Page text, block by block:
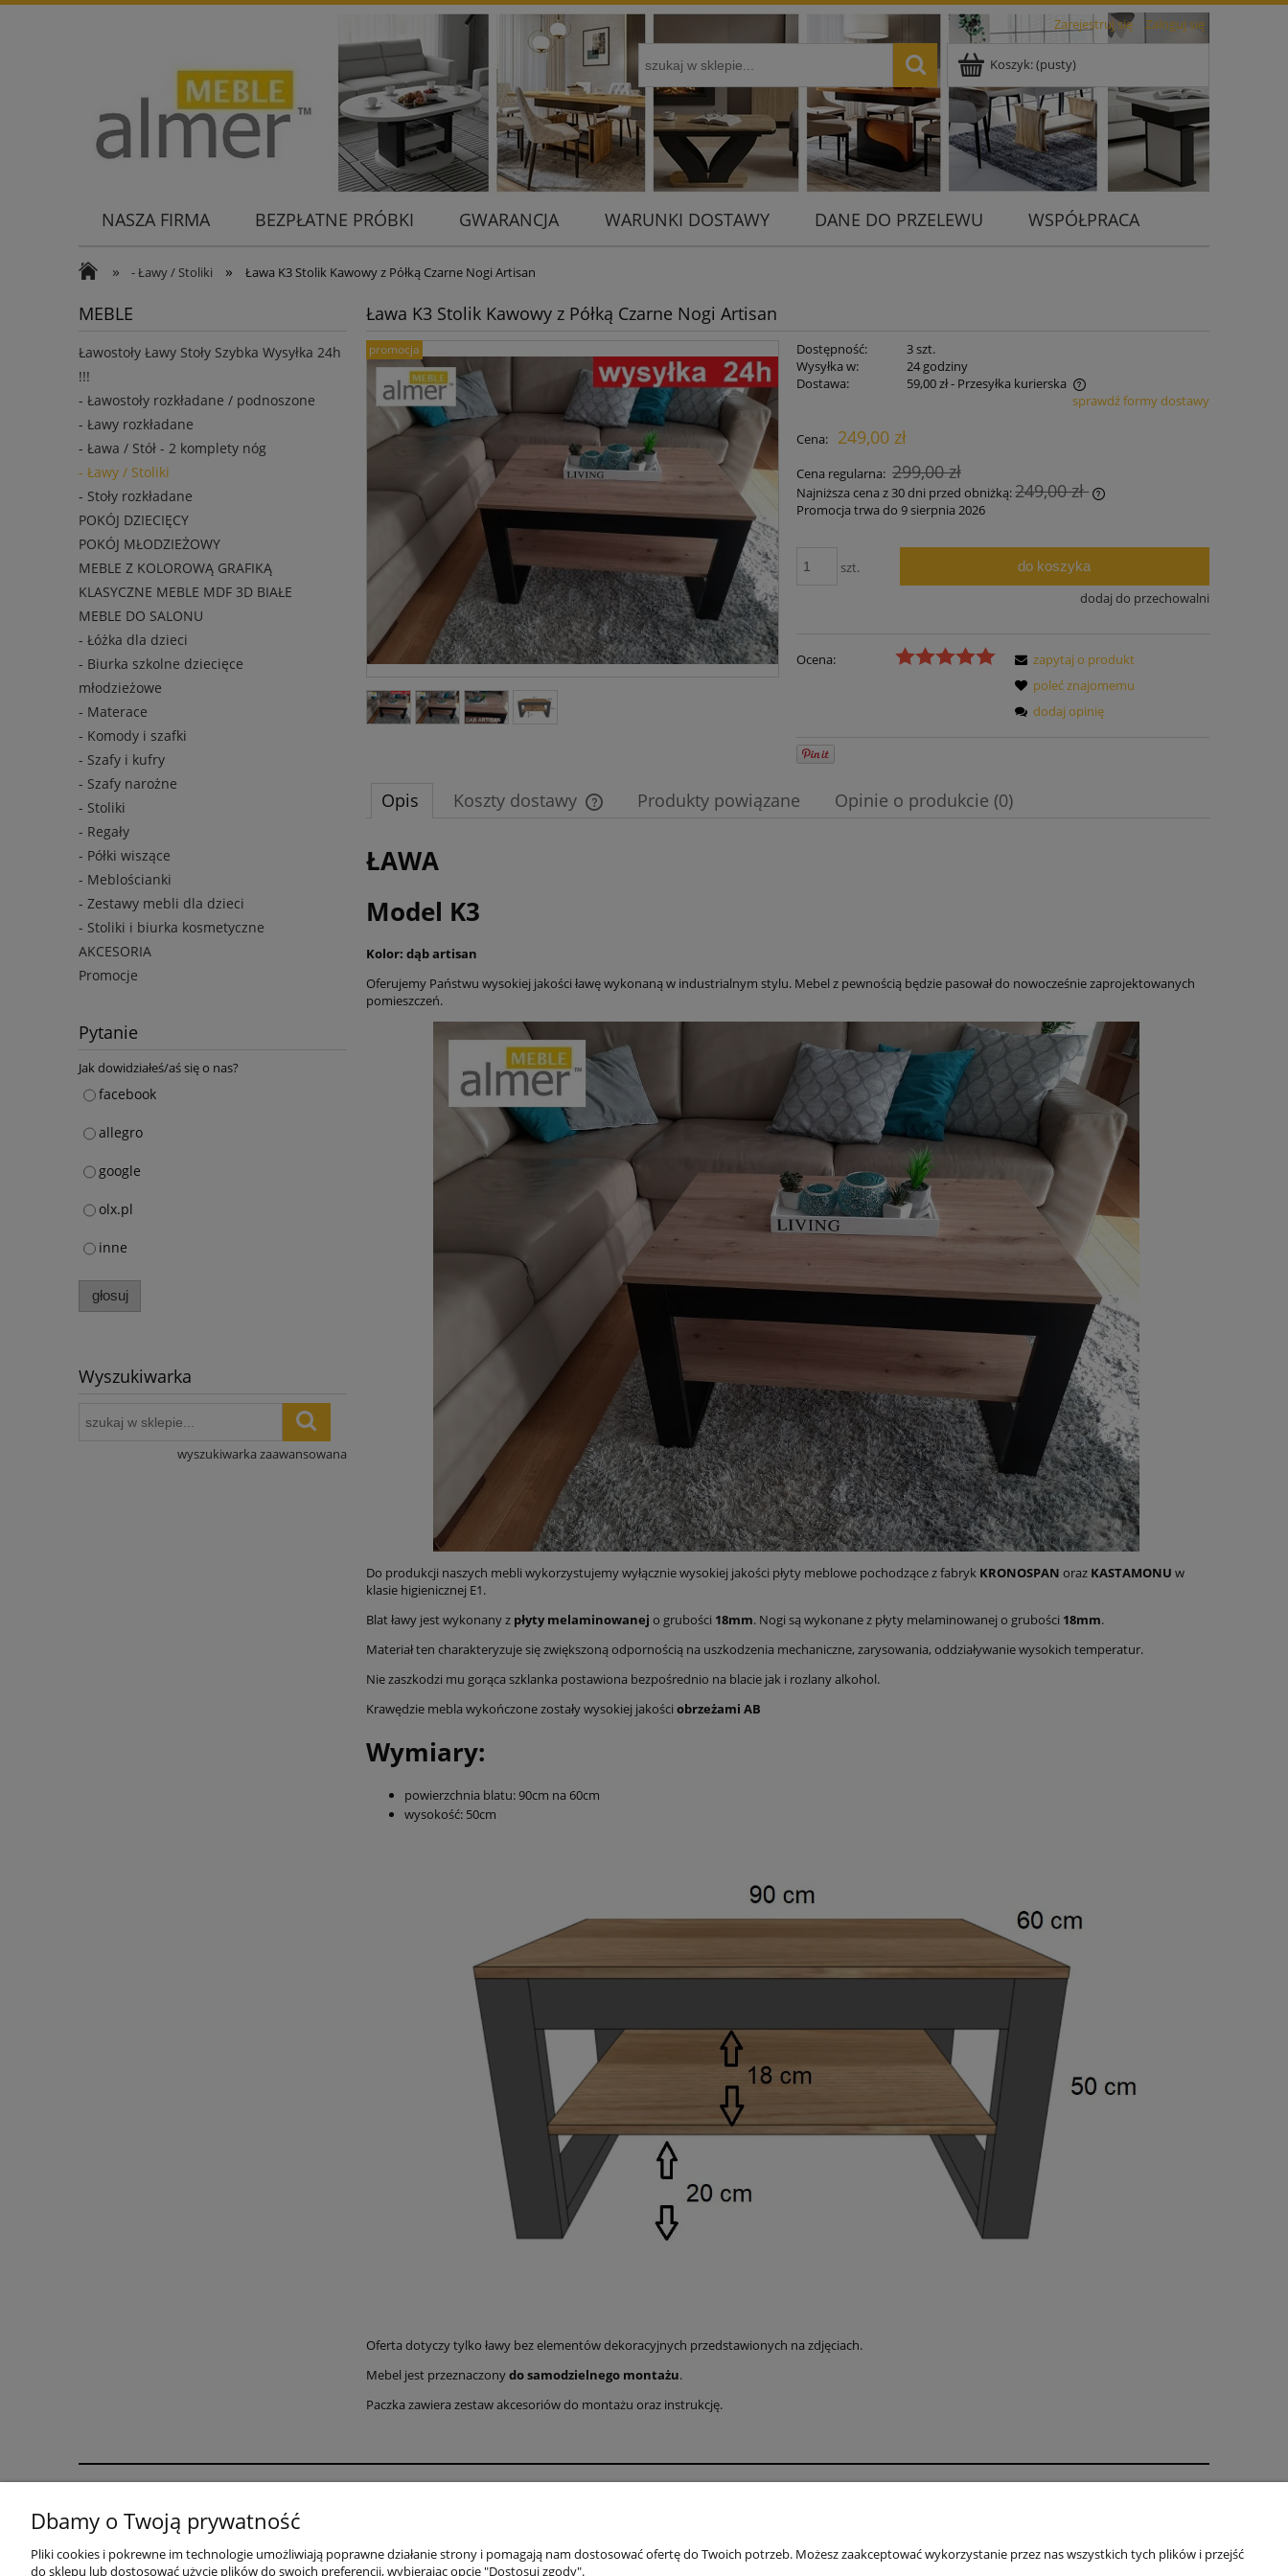
Zarejestruj się Zaloguj się
Koszyk:(pusty)
NASZA FIRMA BEZPŁATNE PRÓBKI GWARANCJA WARUNKI DOSTAWY DANE DO PRZELEWU
WSPÓŁPRACA
» - Ławy / Stoliki » Ława K3 Stolik Kawowy z Półką Czarne Nogi Artisan
MEBLE
Ławostoły Ławy Stoły Szybka Wysyłka 24h
!!!
- Ławostoły rozkładane / podnoszone
- Ławy rozkładane
- Ława / Stół - 2 komplety nóg
- Ławy / Stoliki
- Stoły rozkładane
POKÓJ DZIECIĘCY
POKÓJ MŁODZIEŻOWY
MEBLE Z KOLOROWĄ GRAFIKĄ
KLASYCZNE MEBLE MDF 3D BIAŁE
MEBLE DO SALONU
- Łóżka dla dzieci
- Biurka szkolne dziecięce
młodzieżowe
- Materace
- Komody i szafki
- Szafy i kufry
- Szafy narożne
- Stoliki
- Regały
- Półki wiszące
- Meblościanki
- Zestawy mebli dla dzieci
- Stoliki i biurka kosmetyczne
AKCESORIA
Promocje
Pytanie
Jak dowidziałeś/aś się o nas?
facebook
allegro
google
olx.pl
inne
głosuj
Wyszukiwarka
wyszukiwarka zaawansowana
Ława K3 Stolik Kawowy z Półką Czarne Nogi Artisan
promocja Dostępność:
3 szt.
Wysyłka w:
24 godziny
Dostawa:
59,00 zł- Przesyłka kurierska
płatności
sprawdź formy dostawy
Cena: 249,00 zł
Cena regularna: 299,00 zł
Najniższa cena z 30 dni przed obniżką:249,00 zł
30 dni, wyświetlana jest najniższa cena od
momentu, kiedy produkt pojawił się w
sprzedaży.
Promocja trwa do 9 sierpnia 2026
szt. do koszyka
dodaj do przechowalni
Ocena:
zapytaj o produkt
poleć znajomemu
dodaj opinię
Opis Koszty dostawy Produkty powiązane Opinie o produkcie (0)
ŁAWA
Model K3
Kolor: dąb artisan
Oferujemy Państwu wysokiej jakości ławę wykonaną w industrialnym stylu. Mebel z pewnością będzie pasował do nowocześnie zaprojektowanych
pomieszczeń.
Do produkcji naszych mebli wykorzystujemy wyłącznie wysokiej jakości płyty meblowe pochodzące z fabryk KRONOSPAN oraz KASTAMONU w
klasie higienicznej E1.
Blat ławy jest wykonany z płyty melaminowanej o grubości 18mm. Nogi są wykonane z płyty melaminowanej o grubości 18mm.
Materiał ten charakteryzuje się zwiększoną odpornością na uszkodzenia mechaniczne, zarysowania, oddziaływanie wysokich temperatur.
Nie zaszkodzi mu gorąca szklanka postawiona bezpośrednio na blacie jak i rozlany alkohol.
Krawędzie mebla wykończone zostały wysokiej jakości obrzeżami AB
Wymiary:
powierzchnia blatu: 90cm na 60cm
wysokość: 50cm
Oferta dotyczy tylko ławy bez elementów dekoracyjnych przedstawionych na zdjęciach.
Mebel jest przeznaczonydo samodzielnego montażu.
Paczka zawiera zestaw akcesoriów do montażu oraz instrukcję.
INSTRUKCJE MONTAŻU
Regulamin ZAKUPY, ZWROTY, REKLAMACJE
WSPÓŁPRACA
Dbamy o Twoją prywatność
Pliki cookies i pokrewne im technologie umożliwiają poprawne działanie strony i pomagają nam dostosować ofertę do Twoich potrzeb. Możesz zaakceptować wykorzystanie przez nas wszystkich tych plików i przejść
do sklepu lub dostosować użycie plików do swoich preferencji, wybierając opcję "Dostosuj zgody".